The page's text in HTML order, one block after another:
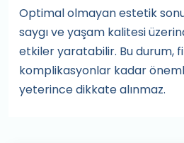
Optimal olmayan estetik
saygı ve yaşam kalitesi
etkiler yaratabilir. Bu durum,
komplikasyonlar kadar
yeterince dikkate alınmaz.